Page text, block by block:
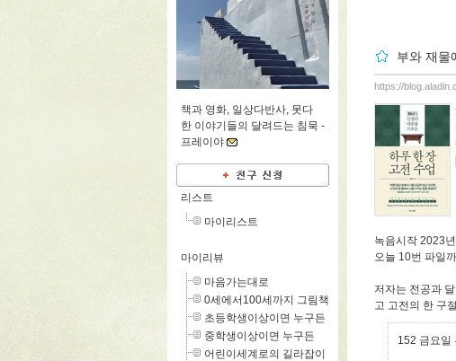
부와 재물
https://
녹음시작 2023
오늘 10번 파일
저자는 전공과
고 고전의 한 구
152 금요일
책과 영화, 일상다반사, 못다
한 이야기들의 달려드는 침묵 -
프레이야
리스트
마이리스트
마이리뷰
마음가는대로
0세에서100세까지 그림책
초등학생이상이면 누구든
중학생이상이면 누구든
어린이세계로의 길라잡이